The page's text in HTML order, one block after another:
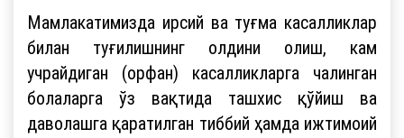
Мамлакатимизда ирсий ва туғма касалликлар
билан туғилишнинг олдини олиш, кам
учрайдиган (орфан) касалликларга чалинган
болаларга ўз вақтида ташхис қўйиш ва
даволашга қаратилган тиббий ҳамда ижтимоий